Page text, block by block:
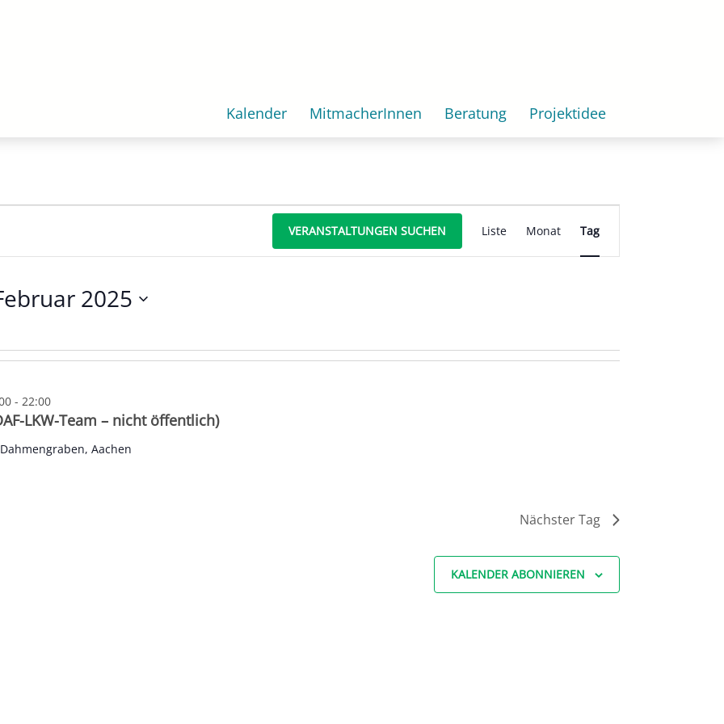
Kalender MitmacherInnen Beratung Projektidee
VERANSTALTUNGEN SUCHEN
Ansichten-
Liste Monat Tag
2025
LKW-Team – nicht öffentlich)
- 22:00
Aachen
Nächster Tag
KALENDER ABONNIEREN